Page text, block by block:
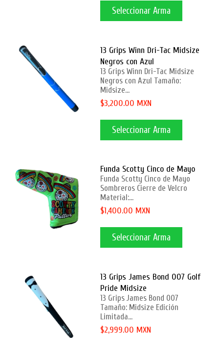
Seleccionar Arma
13 Grips Winn Dri-Tac Midsize
Negros con Azul
13 Grips Winn Dri-Tac Midsize
Negros con Azul Tamaño:
Midsize...
$3,200.00 MXN
Seleccionar Arma
Funda Scotty Cinco de Mayo
Funda Scotty Cinco de Mayo
Sombreros Cierre de Velcro
Material:...
$1,400.00 MXN
Seleccionar Arma
13 Grips James Bond 007 Golf
Pride Midsize
13 Grips James Bond 007
Tamaño: Midsize Edición
Limitada...
$2,999.00 MXN